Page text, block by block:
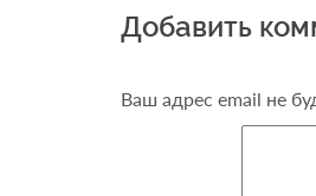
Добавить
Ваш адрес email не